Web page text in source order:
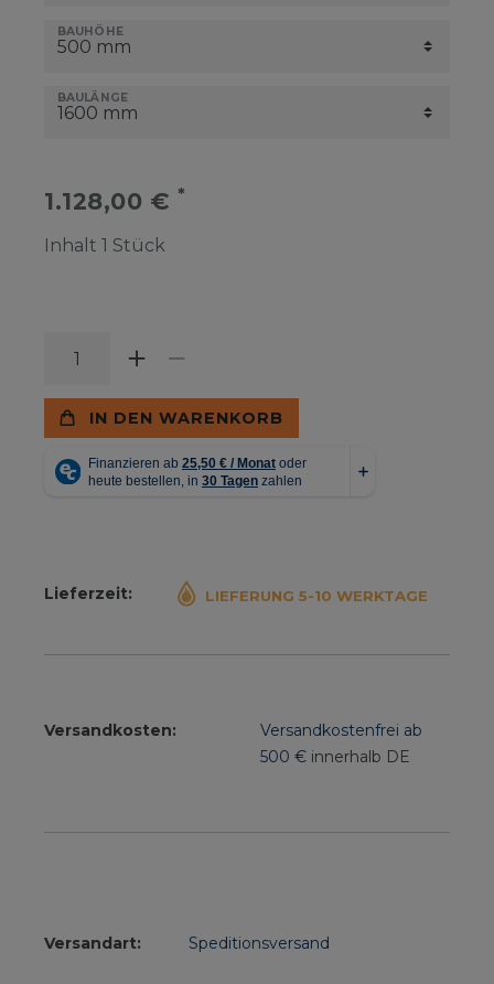
BAUHÖHE
BAULÄNGE
1.128,00 € *
Inhalt 1 Stück
IN DEN WARENKORB
Lieferzeit: LIEFERUNG 5-10 WERKTAGE
Versandkosten:
Versandkostenfrei ab
500 € innerhalb DE
Versandart: Speditionsversand